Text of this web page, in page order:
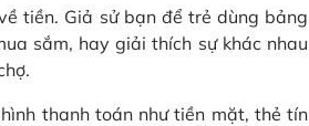
tiền. Giả sử bạn để trẻ dùng bảng
sắm, hay giải thích sự khác nhau
thanh toán như tiền mặt, thẻ tín